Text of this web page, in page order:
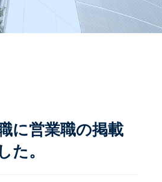
に営業職の掲載
た。